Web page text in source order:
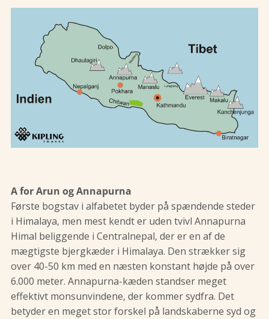
A for Arun og Annapurna
Første bogstav i alfabetet byder på spændende steder
i Himalaya, men mest kendt er uden tvivl Annapurna
Himal beliggende i Centralnepal, der er en af de
mægtigste bjergkæder i Himalaya. Den strækker sig
over 40-50 km med en næsten konstant højde på over
6.000 meter. Annapurna-kæden standser meget
effektivt monsunvindene, der kommer sydfra. Det
betyder en meget stor forskel på landskaberne syd og